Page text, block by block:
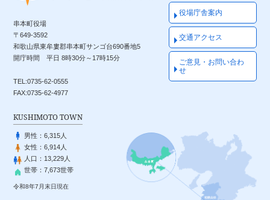
串本町役場
〒649-3592
和歌山県東牟婁郡串本町サンゴ台690番地5
開庁時間 平日 8時30分～17時15分
TEL:0735-62-0555
FAX:0735-62-4977
役場庁舎案内
交通アクセス
ご意見・お問い合わ
せ
KUSHIMOTO TOWN
男性：6,315人
女性：6,914人
人口： 13,229人
世帯：7,673世帯
令和8年7月末日現在